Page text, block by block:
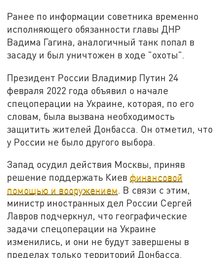
Ранее по информации советника временно
исполняющего обязанности главы ДНР
Вадима Гагина, аналогичный танк попал в
засаду и был уничтожен в ходе "охоты".
Президент России Владимир Путин 24
февраля 2022 года объявил о начале
спецоперации на Украине, которая, по его
словам, была вызвана необходимость
защитить жителей Донбасса. Он отметил, что
у России не было другого выбора.
Запад осудил действия Москвы, приняв
решение поддержать Киевфинансовой
помощью и вооружением. В связи с этим,
министр иностранных дел России Сергей
Лавров подчеркнул, что географические
задачи спецоперации на Украине
изменились, и они не будут завершены в
пределах только территорий Донбасса.